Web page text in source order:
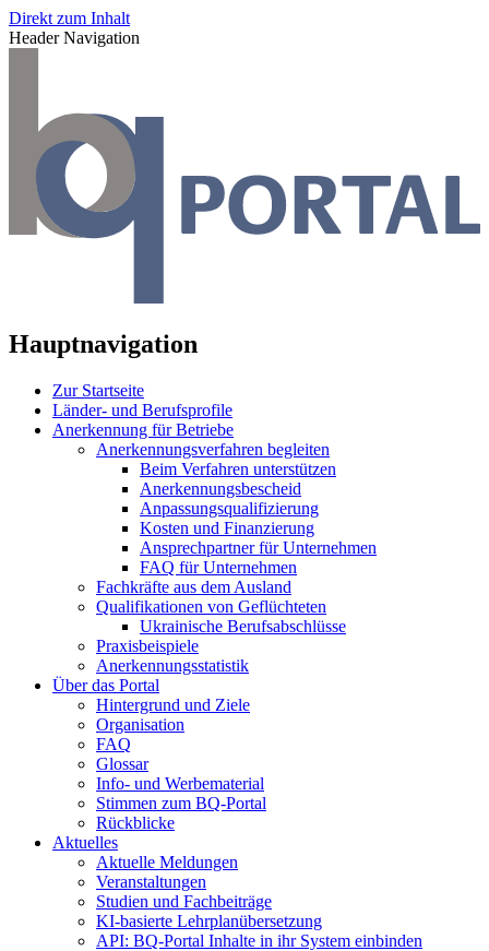
Direkt zum Inhalt
Header Navigation
Hauptnavigation
Zur Startseite
Länder- und Berufsprofile
Anerkennung für Betriebe
Anerkennungsverfahren begleiten
Beim Verfahren unterstützen
Anerkennungsbescheid
Anpassungsqualifizierung
Kosten und Finanzierung
Ansprechpartner für Unternehmen
FAQ für Unternehmen
Fachkräfte aus dem Ausland
Qualifikationen von Geflüchteten
Ukrainische Berufsabschlüsse
Praxisbeispiele
Anerkennungsstatistik
Über das Portal
Hintergrund und Ziele
Organisation
FAQ
Glossar
Info- und Werbematerial
Stimmen zum BQ-Portal
Rückblicke
Aktuelles
Aktuelle Meldungen
Veranstaltungen
Studien und Fachbeiträge
KI-basierte Lehrplanübersetzung
API: BQ-Portal Inhalte in ihr System einbinden